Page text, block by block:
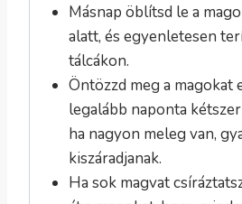
Másnap öblítsd le a
alatt, és egyenletesen
tálcákon.
Öntözzd meg a magokat
legalább naponta
ha nagyon meleg van,
kiszáradjanak.
Ha sok magvat